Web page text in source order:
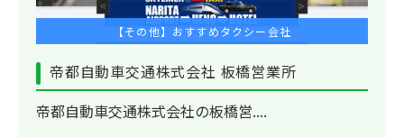
【その他】おすすめタクシー会社
帝都自動車交通株式会社 板橋営業所
帝都自動車交通株式会社の板橋営....